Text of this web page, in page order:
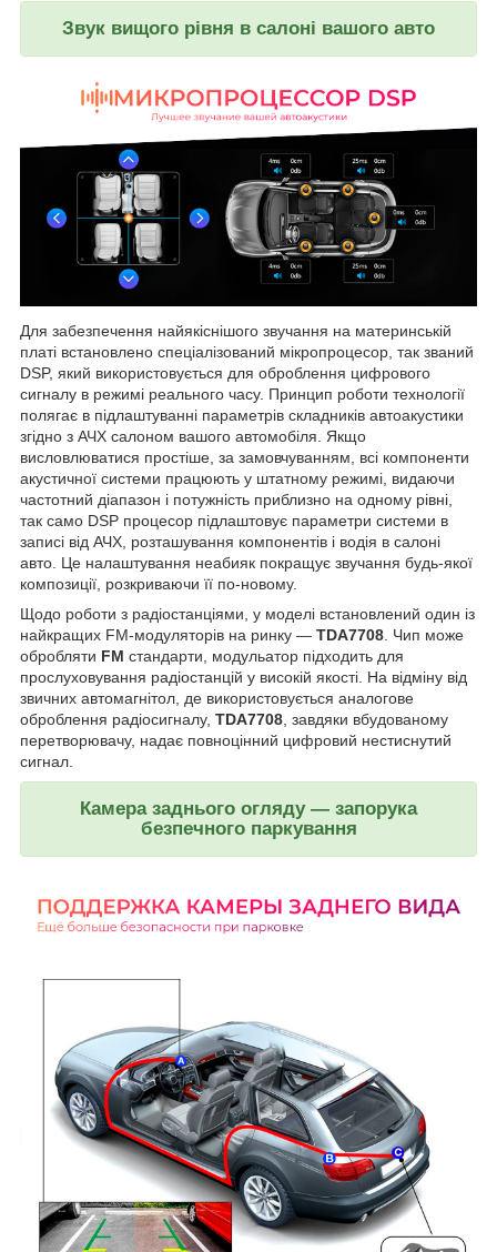
Звук вищого рівня в салоні вашого авто
Для забезпечення найякіснішого звучання на материнській
платі встановлено спеціалізований мікропроцесор, так званий
DSP, який використовується для оброблення цифрового
сигналу в режимі реального часу. Принцип роботи технології
полягає в підлаштуванні параметрів складників автоакустики
згідно з АЧХ салоном вашого автомобіля. Якщо
висловлюватися простіше, за замовчуванням, всі компоненти
акустичної системи працюють у штатному режимі, видаючи
частотний діапазон і потужність приблизно на одному рівні,
так само DSP процесор підлаштовує параметри системи в
записі від АЧХ, розташування компонентів і водія в салоні
авто. Це налаштування неабияк покращує звучання будь-якої
композиції, розкриваючи її по-новому.
Щодо роботи з радіостанціями, у моделі встановлений один із
найкращих FM-модуляторів на ринку — TDA7708. Чип може
обробляти FM стандарти, модульатор підходить для
прослуховування радіостанцій у високій якості. На відміну від
звичних автомагнітол, де використовується аналогове
оброблення радіосигналу, TDA7708, завдяки вбудованому
перетворювачу, надає повноцінний цифровий нестиснутий
сигнал.
Камера заднього огляду — запорука
безпечного паркування